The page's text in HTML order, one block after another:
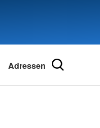
Adressen